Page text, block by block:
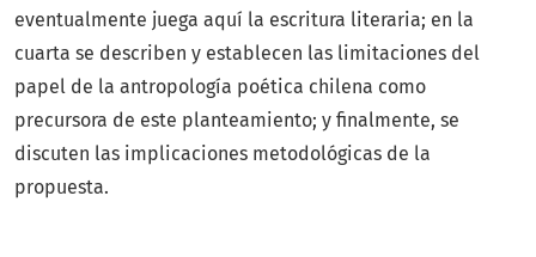
eventualmente juega aquí la escritura literaria; en la
cuarta se describen y establecen las limitaciones del
papel de la antropología poética chilena como
precursora de este planteamiento; y finalmente, se
discuten las implicaciones metodológicas de la
propuesta.